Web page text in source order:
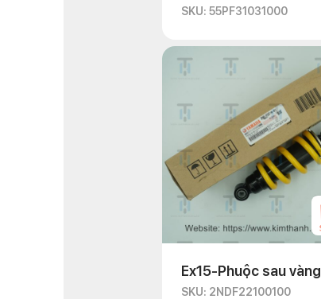
SKU: 55PF31031000
Ex15-Phuộc sau vàng
SKU: 2NDF22100100